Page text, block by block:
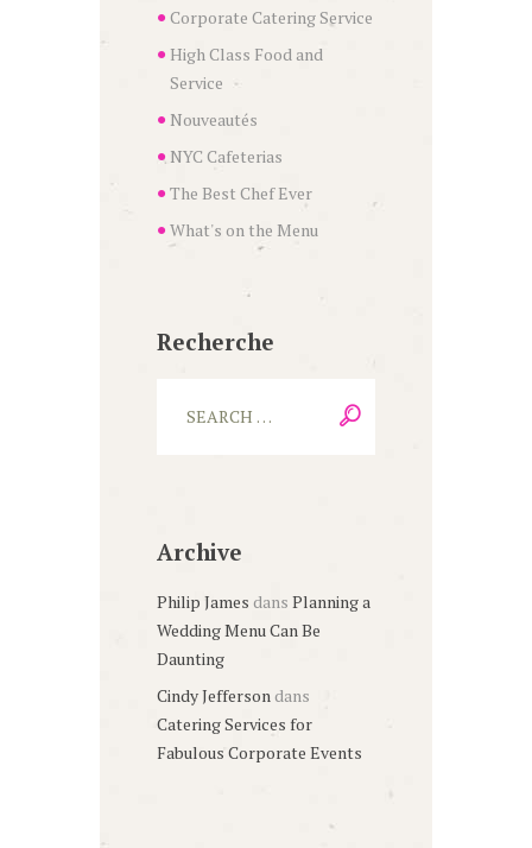
Corporate Catering Service
High Class Food and
Service
Nouveautés
NYC Cafeterias
The Best Chef Ever
What's on the Menu
Recherche
Archive
Philip James dans Planning a
Wedding Menu Can Be
Daunting
Cindy Jeffersondans
Catering Services for
Fabulous Corporate Events